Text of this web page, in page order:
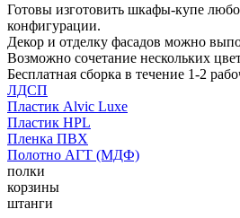
Готовы изготовить шкафы-купе
конфигурации.
Декор и отделку фасадов можно
Возможно сочетание нескольких
Бесплатная сборка в течение 1-2
ЛДСП
Пластик Alvic Luxe
Пластик HPL
Пленка ПВХ
Полотно АГТ (МДФ)
полки
корзины
штанги